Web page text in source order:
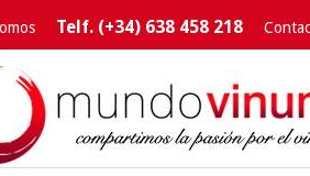
Telf. (+34) 638 458 218